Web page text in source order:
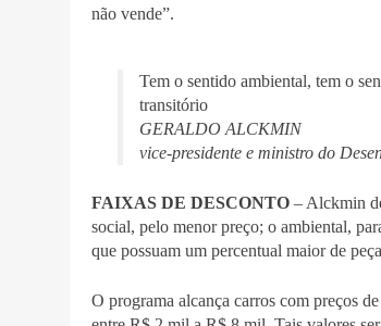
não vende”.
Tem o sentido ambiental, tem o
transitório
GERALDO ALCKMIN
vice-presidente e ministro do
FAIXAS DE DESCONTO – Alckmin
social, pelo menor preço; o ambiental,
que possuam um percentual maior de
O programa alcança carros com preços